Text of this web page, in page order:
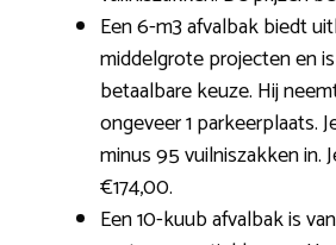
Een 6-m3 afvalbak biedt
middelgrote projecten en
betaalbare keuze. Hij
ongeveer 1 parkeerplaats.
minus 95 vuilniszakken in.
€174,00.
Een 10-kuub afvalbak is